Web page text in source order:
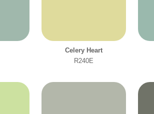
Celery Heart
R240E